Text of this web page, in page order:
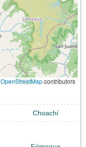
OpenStreetMapcontributors
Choachí